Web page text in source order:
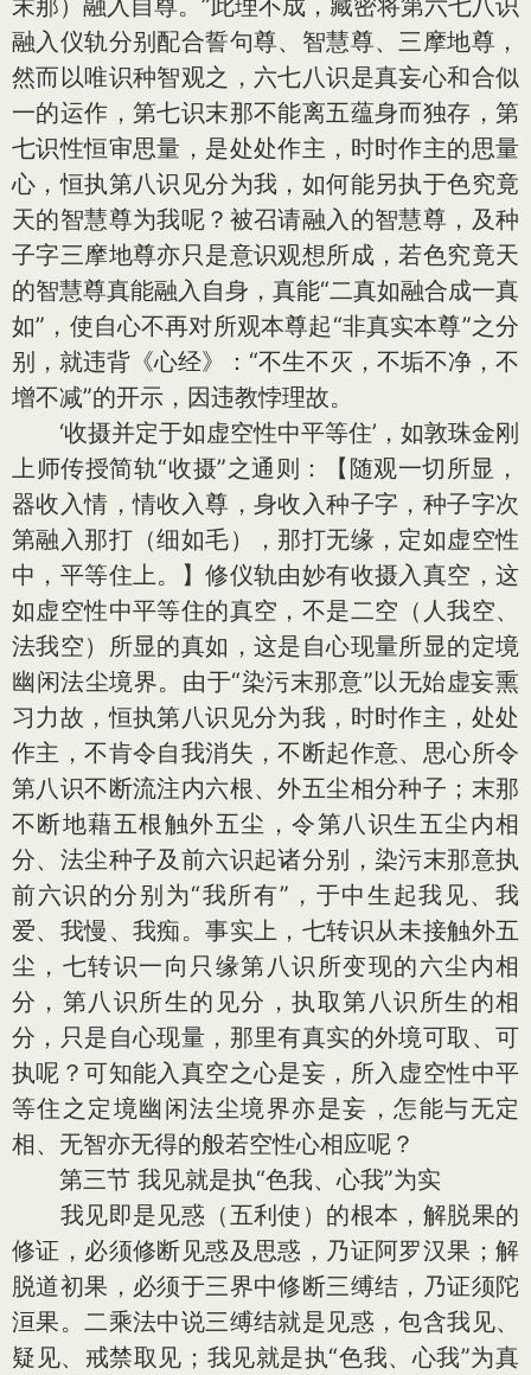
末那）融入自尊。”此理不成，藏密将第六七八识
融入仪轨分别配合誓句尊、智慧尊、三摩地尊，
然而以唯识种智观之，六七八识是真妄心和合似
一的运作，第七识末那不能离五蕴身而独存，第
七识性恒审思量，是处处作主，时时作主的思量
心，恒执第八识见分为我，如何能另执于色究竟
天的智慧尊为我呢？被召请融入的智慧尊，及种
子字三摩地尊亦只是意识观想所成，若色究竟天
的智慧尊真能融入自身，真能“二真如融合成一真
如”，使自心不再对所观本尊起“非真实本尊”之分
别，就违背《心经》：“不生不灭，不垢不净，不
增不减”的开示，因违教悖理故。
‘收摄并定于如虚空性中平等住’，如敦珠金刚
上师传授简轨“收摄”之通则：【随观一切所显，
器收入情，情收入尊，身收入种子字，种子字次
第融入那打（细如毛），那打无缘，定如虚空性
中，平等住上。】修仪轨由妙有收摄入真空，这
如虚空性中平等住的真空，不是二空（人我空、
法我空）所显的真如，这是自心现量所显的定境
幽闲法尘境界。由于“染污末那意”以无始虚妄熏
习力故，恒执第八识见分为我，时时作主，处处
作主，不肯令自我消失，不断起作意、思心所令
第八识不断流注内六根、外五尘相分种子；末那
不断地藉五根触外五尘，令第八识生五尘内相
分、法尘种子及前六识起诸分别，染污末那意执
前六识的分别为“我所有”，于中生起我见、我
爱、我慢、我痴。事实上，七转识从未接触外五
尘，七转识一向只缘第八识所变现的六尘内相
分，第八识所生的见分，执取第八识所生的相
分，只是自心现量，那里有真实的外境可取、可
执呢？可知能入真空之心是妄，所入虚空性中平
等住之定境幽闲法尘境界亦是妄，怎能与无定
相、无智亦无得的般若空性心相应呢？
第三节 我见就是执“色我、心我”为实
我见即是见惑（五利使）的根本，解脱果的
修证，必须修断见惑及思惑，乃证阿罗汉果；解
脱道初果，必须于三界中修断三缚结，乃证须陀
洹果。二乘法中说三缚结就是见惑，包含我见、
疑见、戒禁取见；我见就是执“色我、心我”为真